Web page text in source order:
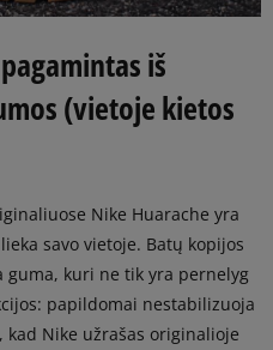
iš
(vietoje kietos
Nike Huarache yra
savo vietoje. Batų kopijos
guma, kuri ne tik yra pernelyg
papildomai nestabilizuoja
Nike užrašas originalioje